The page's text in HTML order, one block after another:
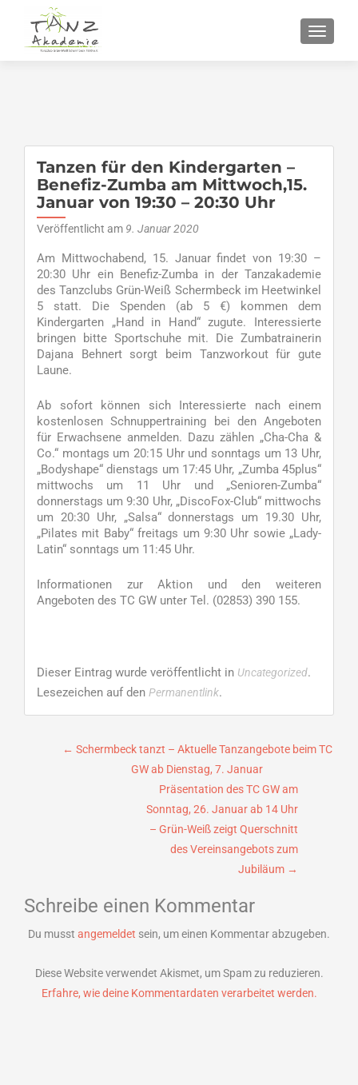
Tanzen für den Kindergarten –
Benefiz-Zumba am Mittwoch,15.
Januar von 19:30 – 20:30 Uhr
Veröffentlicht am 9. Januar 2020
Am Mittwochabend, 15. Januar findet von 19:30 –
20:30 Uhr ein Benefiz-Zumba in der Tanzakademie
des Tanzclubs Grün-Weiß Schermbeck im Heetwinkel
5 statt. Die Spenden (ab 5 €) kommen dem
Kindergarten „Hand in Hand“ zugute. Interessierte
bringen bitte Sportschuhe mit. Die Zumbatrainerin
Dajana Behnert sorgt beim Tanzworkout für gute
Laune.
Ab sofort können sich Interessierte nach einem
kostenlosen Schnuppertraining bei den Angeboten
für Erwachsene anmelden. Dazu zählen „Cha-Cha &
Co.“ montags um 20:15 Uhr und sonntags um 13 Uhr,
„Bodyshape“ dienstags um 17:45 Uhr, „Zumba 45plus“
mittwochs um 11 Uhr und „Senioren-Zumba“
donnerstags um 9:30 Uhr, „DiscoFox-Club“ mittwochs
um 20:30 Uhr, „Salsa“ donnerstags um 19.30 Uhr,
„Pilates mit Baby“ freitags um 9:30 Uhr sowie „Lady-
Latin“ sonntags um 11:45 Uhr.
Informationen zur Aktion und den weiteren
Angeboten des TC GW unter Tel. (02853) 390 155.
Dieser Eintrag wurde veröffentlicht in Uncategorized.
Lesezeichen auf den Permanentlink.
Beitragsnavigation
← Schermbeck tanzt – Aktuelle Tanzangebote beim TC
GW ab Dienstag, 7. Januar
Präsentation des TC GW am
Sonntag, 26. Januar ab 14 Uhr
– Grün-Weiß zeigt Querschnitt
des Vereinsangebots zum
Jubiläum →
Schreibe einen Kommentar
Du musst angemeldet sein, um einen Kommentar abzugeben.
Diese Website verwendet Akismet, um Spam zu reduzieren.
Erfahre, wie deine Kommentardaten verarbeitet werden.